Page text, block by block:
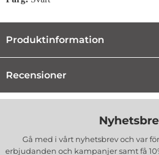
Produktinformation
Recensioner
Gå med i vårt nyhetsbrev och var
erbjudanden och kampanjer samt få